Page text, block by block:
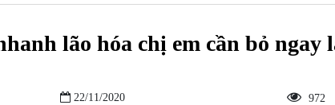
lão hóa chị em cần bỏ ngay
22/11/2020 972